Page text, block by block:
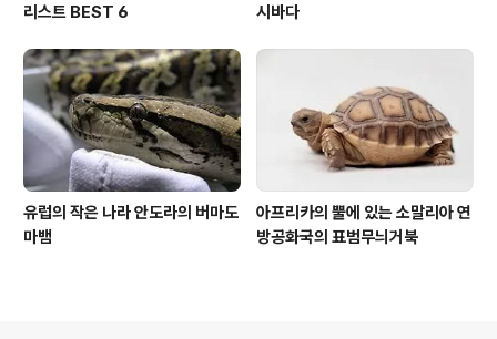
리스트 BEST 6
시바다
유럽의 작은 나라 안도라의 버마도
마뱀
아프리카의 뿔에 있는 소말리아 연
방공화국의 표범무늬거북